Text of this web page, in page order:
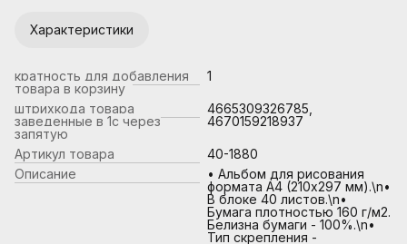
Характеристики
кратность для добавления
товара в корзину
1
штрихкода товара
заведенные в 1с через
запятую
4665309326785,
4670159218937
Артикул товара
40-1880
Описание
• Альбом для рисования
формата А4 (210х297 мм).\n•
В блоке 40 листов.\n•
Бумага плотностью 160 г/м2.
Белизна бумаги - 100%.\n•
Тип скрепления -